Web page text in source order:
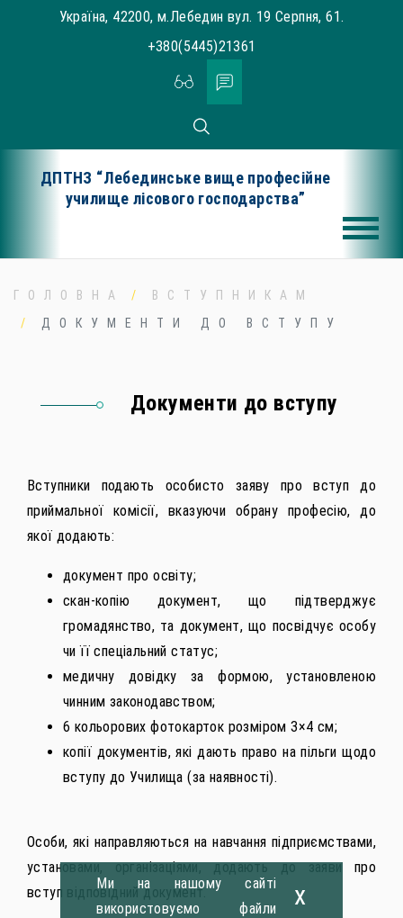
Україна, 42200, м.Лебедин вул. 19 Серпня, 61.
+380(5445)21361
ДПТНЗ “Лебединське вище професійне
училище лісового господарства”
ГОЛОВНА
ВСТУПНИКАМ
ДОКУМЕНТИ ДО ВСТУПУ
Документи до вступу
Вступники подають особисто заяву про вступ до
приймальної комісії, вказуючи обрану професію, до
якої додають:
документ про освіту;
скан-копію документ, що підтверджує
громадянство, та документ, що посвідчує особу
чи її спеціальний статус;
медичну довідку за формою, установленою
чинним законодавством;
6 кольорових фотокарток розміром 3×4 см;
копії документів, які дають право на пільги щодо
вступу до Училища (за наявності).
Особи, які направляються на навчання підприємствами,
установами, організаціями, додають до заяви про
вступ відповідний документ.
Ми на нашому сайті
використовуємо файли
x